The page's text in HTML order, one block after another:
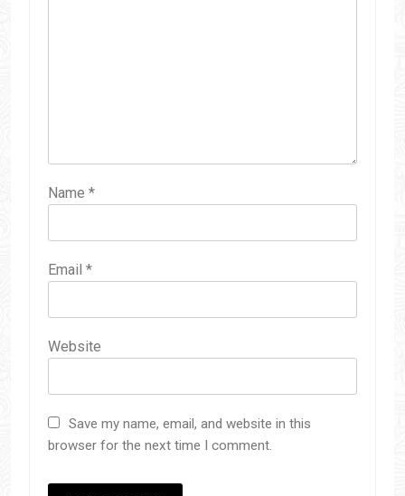
Name *
Email *
Website
Save my name, email, and website in this
browser for the next time I comment.